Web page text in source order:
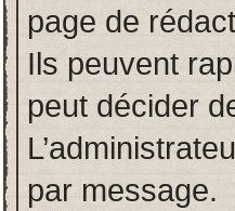
page de
Ils peuvent
peut décider
par message.